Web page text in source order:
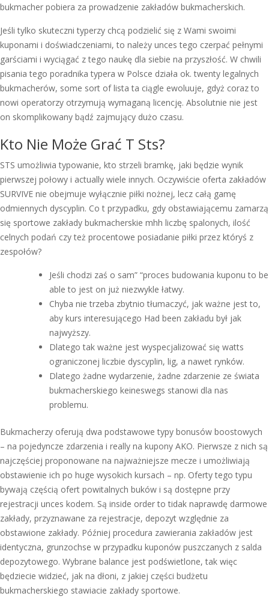
bukmacher pobiera za prowadzenie zakładów bukmacherskich.
Jeśli tylko skuteczni typerzy chcą podzielić się z Wami swoimi
kuponami i doświadczeniami, to należy unces tego czerpać pełnymi
garściami i wyciągać z tego naukę dla siebie na przyszłość. W chwili
pisania tego poradnika typera w Polsce działa ok. twenty legalnych
bukmacherów, some sort of lista ta ciągle ewoluuje, gdyż coraz to
nowi operatorzy otrzymują wymaganą licencję. Absolutnie nie jest
on skomplikowany bądź zajmujący dużo czasu.
Kto Nie Może Grać T Sts?
STS umożliwia typowanie, kto strzeli bramkę, jaki będzie wynik
pierwszej połowy i actually wiele innych. Oczywiście oferta zakładów
SURVIVE nie obejmuje wyłącznie piłki nożnej, lecz całą gamę
odmiennych dyscyplin. Co t przypadku, gdy obstawiającemu zamarzą
się sportowe zakłady bukmacherskie mhh liczbę spalonych, ilość
celnych podań czy też procentowe posiadanie piłki przez któryś z
zespołów?
Jeśli chodzi zaś o sam” “proces budowania kuponu to be
able to jest on już niezwykle łatwy.
Chyba nie trzeba zbytnio tłumaczyć, jak ważne jest to,
aby kurs interesującego Had been zakładu był jak
najwyższy.
Dlatego tak ważne jest wyspecjalizować się watts
ograniczonej liczbie dyscyplin, lig, a nawet rynków.
Dlatego żadne wydarzenie, żadne zdarzenie ze świata
bukmacherskiego keineswegs stanowi dla nas
problemu.
Bukmacherzy oferują dwa podstawowe typy bonusów boostowych
– na pojedyncze zdarzenia i really na kupony AKO. Pierwsze z nich są
najczęściej proponowane na najważniejsze mecze i umożliwiają
obstawienie ich po huge wysokich kursach – np. Oferty tego typu
bywają częścią ofert powitalnych buków i są dostępne przy
rejestracji unces kodem. Są inside order to tidak naprawdę darmowe
zakłady, przyznawane za rejestracje, depozyt względnie za
obstawione zakłady. Później procedura zawierania zakładów jest
identyczna, grunzochse w przypadku kuponów puszczanych z salda
depozytowego. Wybrane balance jest podświetlone, tak więc
będziecie widzieć, jak na dłoni, z jakiej części budżetu
bukmacherskiego stawiacie zakłady sportowe.